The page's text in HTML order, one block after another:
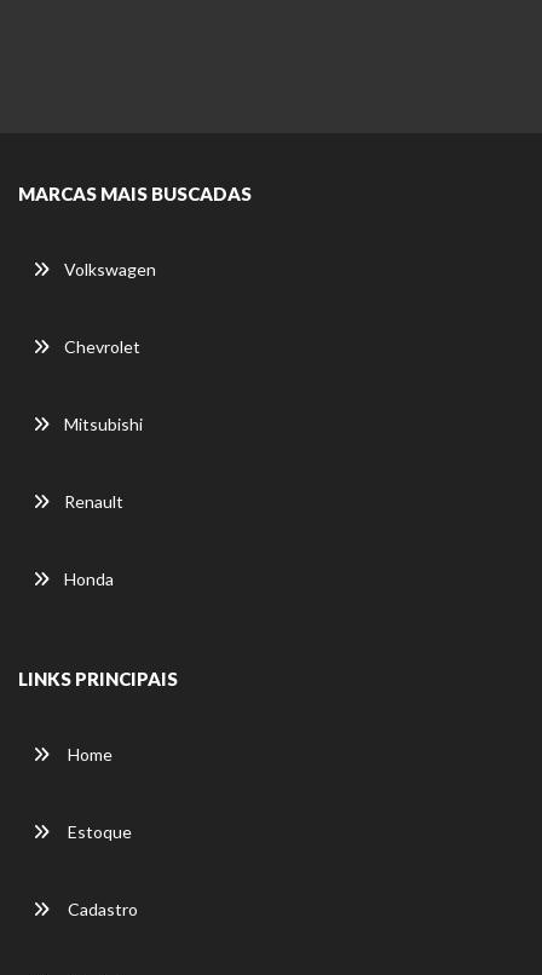
MARCAS MAIS BUSCADAS
Volkswagen
Chevrolet
Mitsubishi
Renault
Honda
LINKS PRINCIPAIS
Home
Estoque
Cadastro